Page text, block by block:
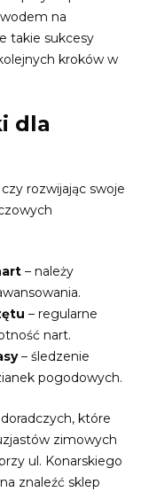
na
takie sukcesy
kroków w
dla
rozwijając swoje
– należy
– regularne
nart.
– śledzenie
pogodowych.
które
zimowych
ul. Konarskiego
znaleźć sklep